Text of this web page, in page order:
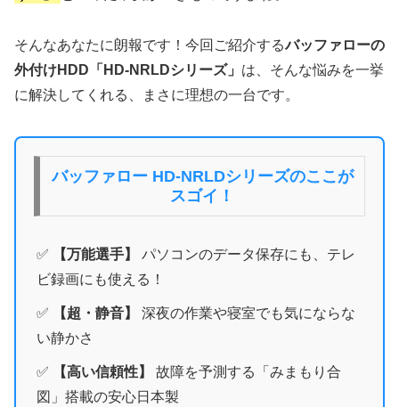
そんなあなたに朗報です！今回ご紹介するバッファローの
外付けHDD「HD-NRLDシリーズ」 は、そんな悩みを一挙
に解決してくれる、まさに理想の一台です。
バッファロー HD-NRLDシリーズのここが
スゴイ！
✅ 【万能選手】
パソコンのデータ保存にも、テレ
ビ録画にも使える！
✅ 【超・静音】
深夜の作業や寝室でも気にならな
い静かさ
✅ 【高い信頼性】
故障を予測する「みまもり合
図」搭載の安心日本製